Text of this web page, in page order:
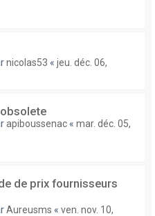
nicolas53 « jeu. déc. 06,
apiboussenac « mar. déc. 05,
de prix fournisseurs
Aureusms « ven. nov. 10,